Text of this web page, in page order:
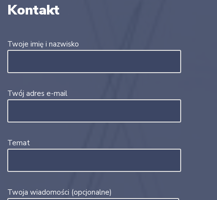
Kontakt
Twoje imię i nazwisko
Twój adres e-mail
Temat
Twoja wiadomości (opcjonalne)